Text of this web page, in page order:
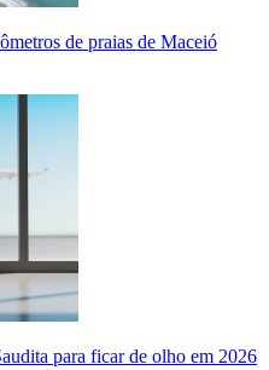
de praias de Maceió
para ficar de olho em 2026